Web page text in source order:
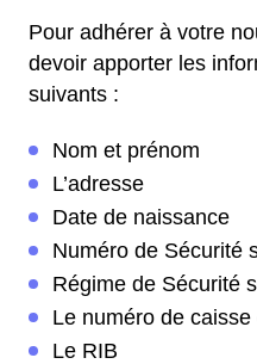
Pour adhérer à votre
devoir apporter les
suivants :
Nom et prénom
L’adresse
Date de naissance
Numéro de Sécurité
Régime de Sécurité
Le numéro de caisse
Le RIB